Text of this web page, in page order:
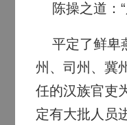
陈操之道：“
平定了鲜卑
州、司州、冀
任的汉族官吏
定有大批人员